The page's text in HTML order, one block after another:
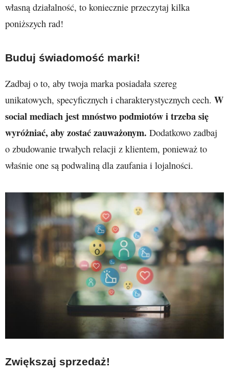
własną działalność, to koniecznie przeczytaj kilka
poniższych rad!
Buduj świadomość marki!
Zadbaj o to, aby twoja marka posiadała szereg
unikatowych, specyficznych i charakterystycznych cech. W
social mediach jest mnóstwo podmiotów i trzeba się
wyróżniać, aby zostać zauważonym. Dodatkowo zadbaj
o zbudowanie trwałych relacji z klientem, ponieważ to
właśnie one są podwaliną dla zaufania i lojalności.
Zwiększaj sprzedaż!